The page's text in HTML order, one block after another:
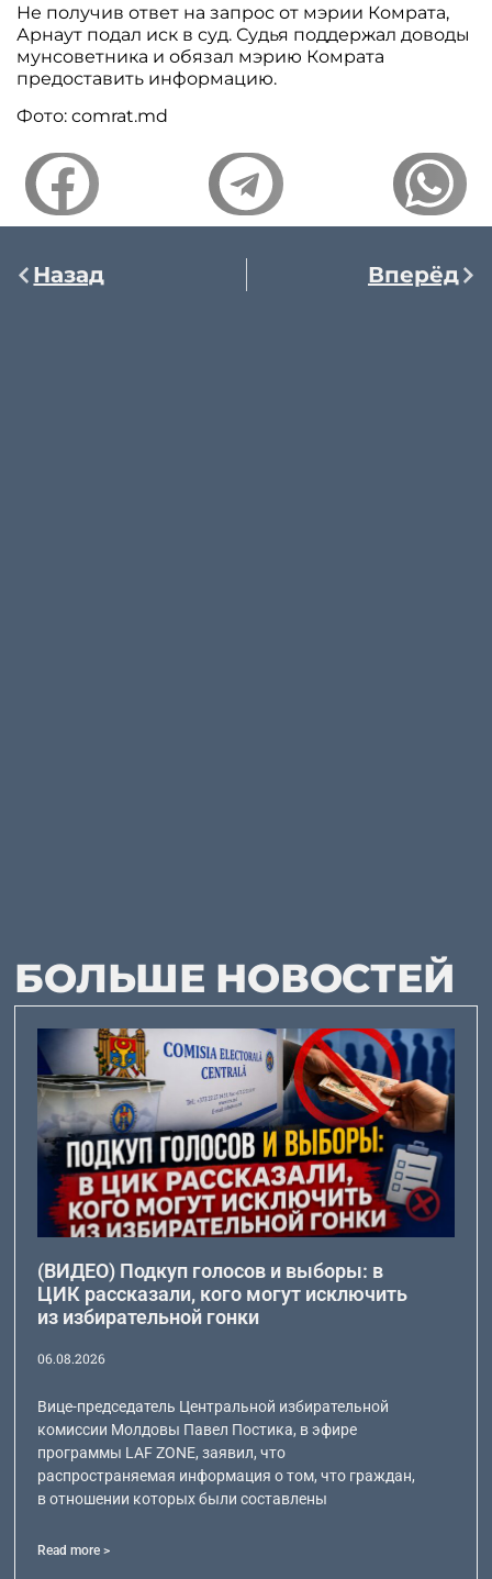
Не получив ответ на запрос от мэрии Комрата,
Арнаут подал иск в суд. Судья поддержал доводы
мунсоветника и обязал мэрию Комрата
предоставить информацию.
Фото: comrat.md
Назад Вперёд
БОЛЬШЕ НОВОСТЕЙ
(ВИДЕО) Подкуп голосов и выборы: в
ЦИК рассказали, кого могут исключить
из избирательной гонки
06.08.2026
Вице-председатель Центральной избирательной
комиссии Молдовы Павел Постика, в эфире
программы LAF ZONE, заявил, что
распространяемая информация о том, что граждан,
в отношении которых были составлены
Read more >